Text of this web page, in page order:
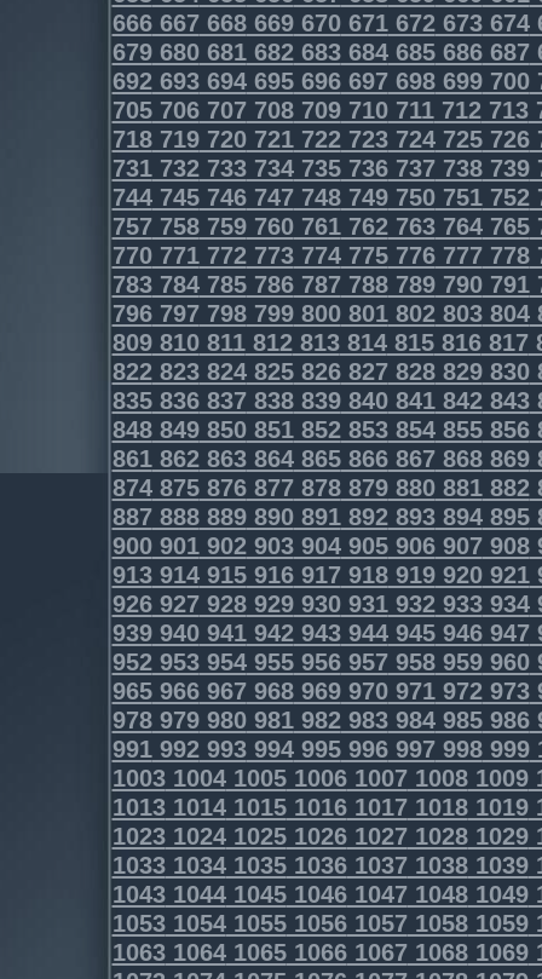
666667668669670671672673674
679680681682683684685686687
692693694695696697698699700
705706707708709710711712713
718719720721722723724725726
731732733734735736737738739
744745746747748749750751752
757758759760761762763764765
770771772773774775776777778
783784785786787788789790791
796797798799800801802803804
809810811812813814815816817
822823824825826827828829830
835836837838839840841842843
848849850851852853854855856
861862863864865866867868869
874875876877878879880881882
887888889890891892893894895
900901902903904905906907908
913914915916917918919920921
926927928929930931932933934
939940941942943944945946947
952953954955956957958959960
965966967968969970971972973
978979980981982983984985986
991992993994995996997998999
1003100410051006100710081009
1013101410151016101710181019
1023102410251026102710281029
1033103410351036103710381039
1043104410451046104710481049
1053105410551056105710581059
1063106410651066106710681069